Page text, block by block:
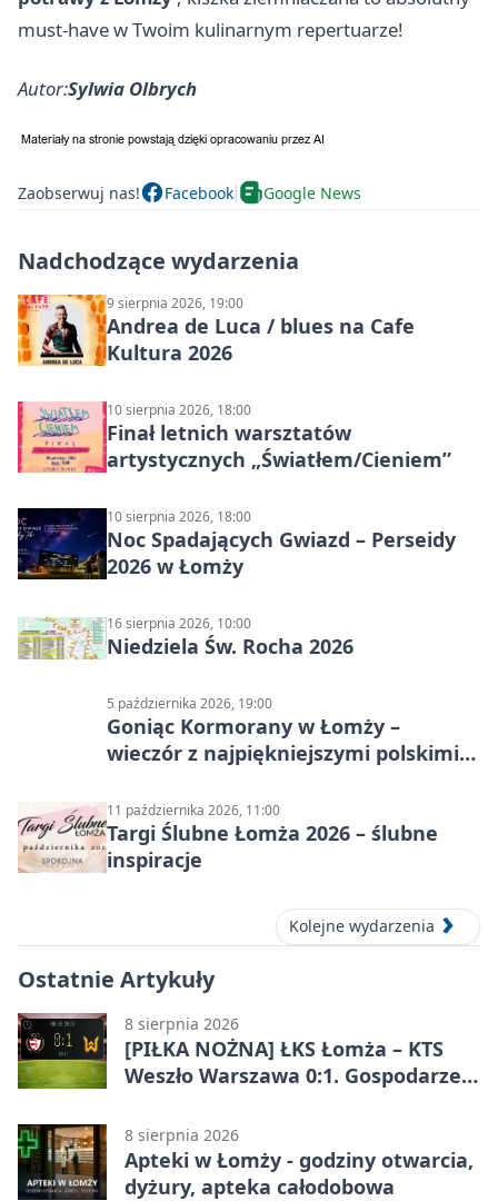
must-have w Twoim kulinarnym repertuarze!
Autor:Sylwia Olbrych
Zaobserwuj nas! Facebook Google News
Nadchodzące wydarzenia
9 sierpnia 2026, 19:00
Andrea de Luca / blues na Cafe
Kultura 2026
10 sierpnia 2026, 18:00
Finał letnich warsztatów
artystycznych „Światłem/Cieniem”
10 sierpnia 2026, 18:00
Noc Spadających Gwiazd – Perseidy
2026 w Łomży
16 sierpnia 2026, 10:00
Niedziela Św. Rocha 2026
5 października 2026, 19:00
Goniąc Kormorany w Łomży –
wieczór z najpiękniejszymi polskimi
11 października 2026, 11:00
Targi Ślubne Łomża 2026 – ślubne
inspiracje
Kolejne wydarzenia
Ostatnie Artykuły
8 sierpnia 2026
[PIŁKA NOŻNA] ŁKS Łomża – KTS
Weszło Warszawa 0:1. Gospodarze
1 (Grupa I)
8 sierpnia 2026
Apteki w Łomży - godziny otwarcia,
dyżury, apteka całodobowa